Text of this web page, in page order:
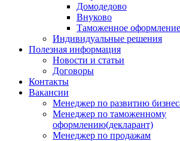
Домодедово
Внуково
Таможенное
Индивидуальные решения
Полезная информация
Новости и статьи
Договоры
Контакты
Вакансии
Менеджер по развитию
Менеджер по таможенному
оформлению(декларант)
Менеджер по продажам